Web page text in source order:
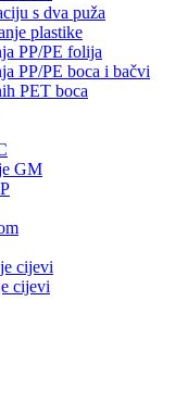
s dva puža
plastike
PP/PE folija
PP/PE boca i bačvi
PET boca
GM
cijevi
cijevi